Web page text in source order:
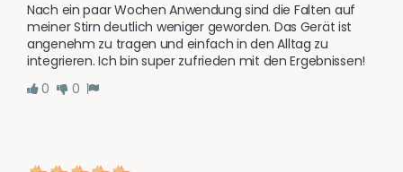
Nach ein paar Wochen Anwendung sind die Falten auf
meiner Stirn deutlich weniger geworden. Das Gerät ist
angenehm zu tragen und einfach in den Alltag zu
integrieren. Ich bin super zufrieden mit den Ergebnissen!
0
0